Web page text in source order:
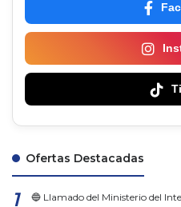
Ofertas Destacadas
🔵 Llamado del Ministerio del